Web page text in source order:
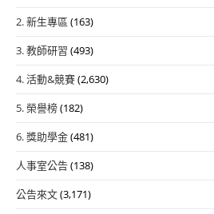
2. 新生專區 (163)
3. 教師研習 (493)
4. 活動&競賽(2,630)
5. 榮譽榜(182)
6. 獎助學金(481)
人事室公告(138)
公告來文(3,171)